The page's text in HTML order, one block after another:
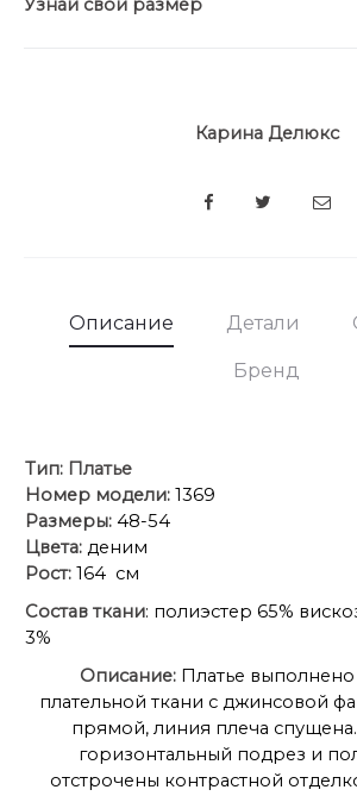
Узнай свой размер
Карина Делюкс
SHARE
Описание Детали
Бренд
Тип: Платье
Номер модели: 1369
Размеры: 48-54
Цвета: деним
Рост: 164 см
Состав ткани: полиэстер 65%
3%
Описание: Платье
плательной ткани с джинсовой
прямой, линия плеча
горизонтальный подрез и
отстрочены контрастной